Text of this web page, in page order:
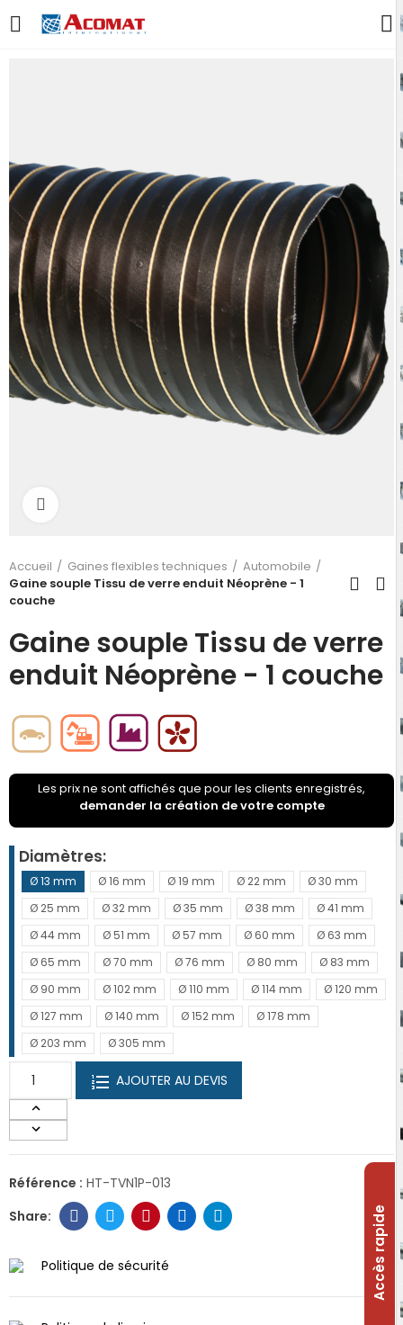
Accueil Gaines flexibles techniques
Automobile
Gaine souple Tissu de verre enduit Néoprène - 1
couche
Gaine souple Tissu de verre
enduit Néoprène - 1 couche
Les prix ne sont affichés que pour les clients enregistrés,
demander la création de votre compte
Diamètres
Ø 13 mm Ø 16 mm Ø 19 mm Ø 22 mm
Ø 30 mm
Ø 25 mm
Ø 32 mm Ø 35 mm Ø 38 mm
Ø 41 mm
Ø 44 mm
Ø 51 mm Ø 57 mm Ø 60 mm
Ø 63 mm
Ø 65 mm
Ø 70 mm Ø 76 mm Ø 80 mm
Ø 83 mm
Ø 90 mm
Ø 102 mm Ø 110 mm Ø 114 mm
Ø 120 mm
Ø 127 mm
Ø 140 mm Ø 152 mm
Ø 178 mm
Ø 203 mm
Ø 305 mm
AJOUTER AU DEVIS
Référence : HT-TVN1P-013
Politique de sécurité Accès rapide